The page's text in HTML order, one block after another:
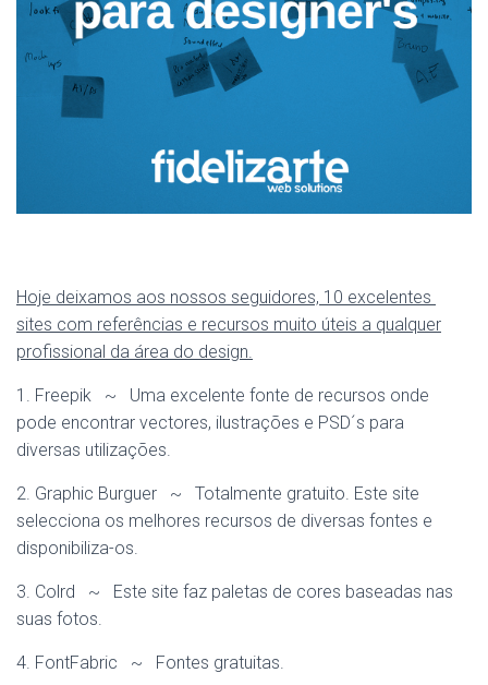
Hoje deixamos aos nossos seguidores, 10 excelentes
sites com referências e recursos muito úteis a qualquer
profissional da área do design.
1. Freepik ~ Uma excelente fonte de recursos onde
pode encontrar vectores, ilustrações e PSD´s para
diversas utilizações.
2. Graphic Burguer ~ Totalmente gratuito. Este site
selecciona os melhores recursos de diversas fontes e
disponibiliza-os.
3. Colrd ~ Este site faz paletas de cores baseadas nas
suas fotos.
4. FontFabric ~ Fontes gratuitas.